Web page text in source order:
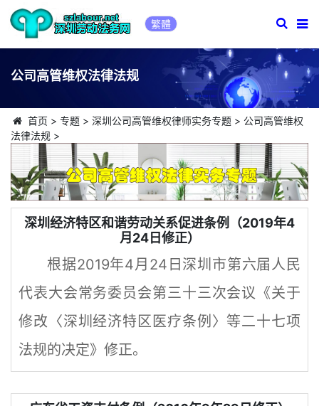
繁體
公司高管维权法律法规
首页 > 专题> 深圳公司高管维权律师实务专题> 公司高管维权
法律法规 >
深圳经济特区和谐劳动关系促进条例（2019年4
月24日修正）
根据2019年4月24日深圳市第六届人民
代表大会常务委员会第三十三次会议《关于
修改〈深圳经济特区医疗条例〉等二十七项
法规的决定》修正。